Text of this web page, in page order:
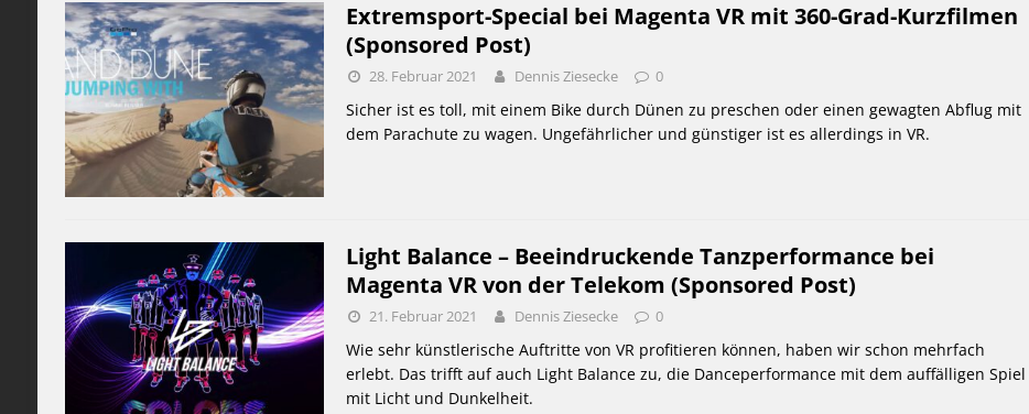
Extremsport-Special bei Magenta VR mit 360-Grad-Kurzfilmen
(Sponsored Post)
28. Februar 2021 Dennis Ziesecke 0
Sicher ist es toll, mit einem Bike durch Dünen zu preschen oder einen gewagten Abflug mit
dem Parachute zu wagen. Ungefährlicher und günstiger ist es allerdings in VR.
Light Balance – Beeindruckende Tanzperformance bei
Magenta VR von der Telekom (Sponsored Post)
21. Februar 2021 Dennis Ziesecke 0
Wie sehr künstlerische Auftritte von VR profitieren können, haben wir schon mehrfach
erlebt. Das trifft auf auch Light Balance zu, die Danceperformance mit dem auffälligen Spiel
mit Licht und Dunkelheit.